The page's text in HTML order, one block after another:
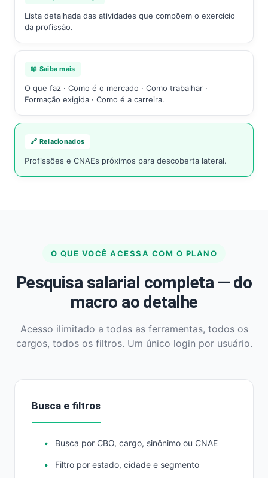
Lista detalhada das atividades que compõem o exercício
da profissão.
📖 Saiba mais
O que faz · Como é o mercado · Como trabalhar ·
Formação exigida · Como é a carreira.
🔗 Relacionados
Profissões e CNAEs próximos para descoberta lateral.
O QUE VOCÊ ACESSA COM O PLANO
Pesquisa salarial completa — do
macro ao detalhe
Acesso ilimitado a todas as ferramentas, todos os
cargos, todos os filtros. Um único login por usuário.
Busca e filtros
Busca por CBO, cargo, sinônimo ou CNAE
Filtro por estado, cidade e segmento